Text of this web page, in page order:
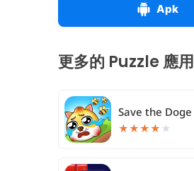
Apk
更多的 Puzzle 應用
Save the Doge
★★★★ ★